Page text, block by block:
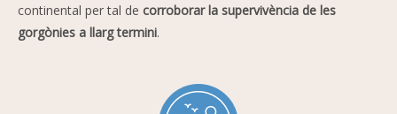
continental per tal de corroborar la supervivència de les
gorgònies a llarg termini.